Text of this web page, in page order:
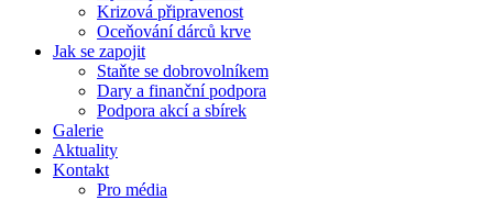
Krizová připravenost
Oceňování dárců krve
Jak se zapojit
Staňte se dobrovolníkem
Dary a finanční podpora
Podpora akcí a sbírek
Galerie
Aktuality
Kontakt
Pro média